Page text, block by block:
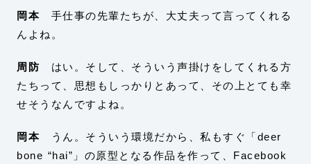
岡本 手仕事の先輩たちが、大丈夫って言ってくれる
んよね。
周防 はい。そして、そういう声掛けをしてくれる方
たちって、思想もしっかりとあって、その上とても幸
せそうなんですよね。
岡本 うん。そういう環境だから、私もすぐ「deer
bone “hai”」の原型となる作品を作って、Facebook